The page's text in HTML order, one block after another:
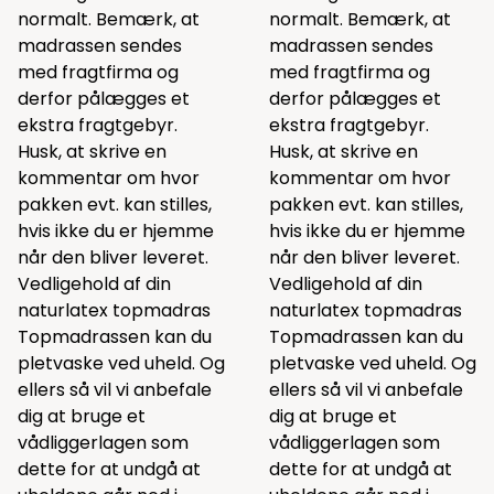
normalt. Bemærk, at
madrassen sendes
med fragtfirma og
derfor pålægges et
ekstra fragtgebyr.
Husk, at skrive en
kommentar om hvor
pakken evt. kan stilles,
hvis ikke du er hjemme
når den bliver leveret.
Vedligehold af din
naturlatex topmadras
Topmadrassen kan du
pletvaske ved uheld. Og
ellers så vil vi anbefale
dig at bruge et
vådliggerlagen som
dette for at undgå at
normalt. Bemærk, at
madrassen sendes
med fragtfirma og
derfor pålægges et
ekstra fragtgebyr.
Husk, at skrive en
kommentar om hvor
pakken evt. kan stilles,
hvis ikke du er hjemme
når den bliver leveret.
Vedligehold af din
naturlatex topmadras
Topmadrassen kan du
pletvaske ved uheld. Og
ellers så vil vi anbefale
dig at bruge et
vådliggerlagen som
dette for at undgå at